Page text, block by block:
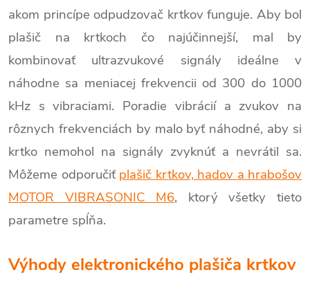
akom princípe odpudzovač krtkov funguje. Aby bol
plašič na krtkoch čo najúčinnejší, mal by
kombinovať ultrazvukové signály ideálne v
náhodne sa meniacej frekvencii od 300 do 1000
kHz s vibraciami. Poradie vibrácií a zvukov na
rôznych frekvenciách by malo byť náhodné, aby si
krtko nemohol na signály zvyknúť a nevrátil sa.
Môžeme odporučiťplašič krtkov, hadov a hrabošov
MOTOR VIBRASONIC M6, ktorý všetky tieto
parametre spĺňa.
Výhody elektronického plašiča krtkov